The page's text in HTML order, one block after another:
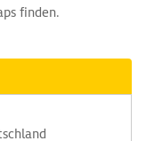
finden.